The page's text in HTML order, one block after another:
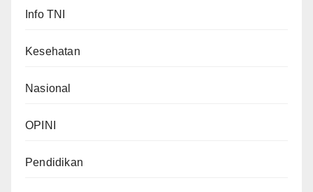
Info TNI
Kesehatan
Nasional
OPINI
Pendidikan